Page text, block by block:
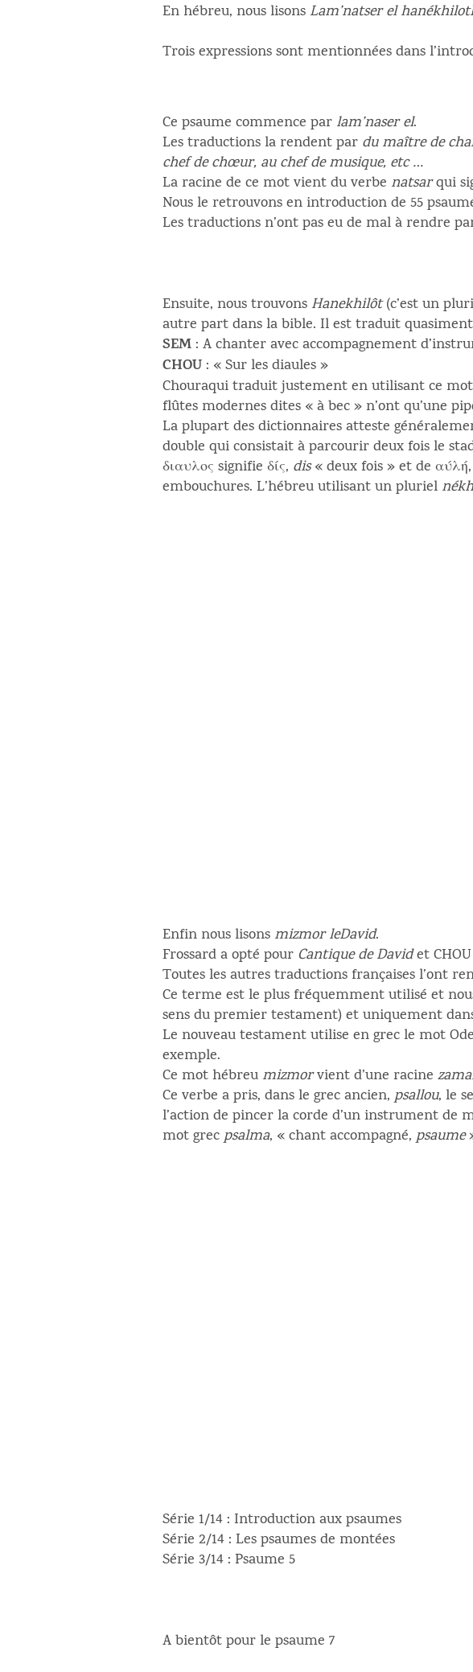
En hébreu, nous lisons Lam’natser el
Trois expressions sont mentionnées dans
Ce psaume commence par lam’naser el.
Les traductions la rendent par du maître de
chef de chœur, au chef de musique, etc …
La racine de ce mot vient du verbe natsarqui
Nous le retrouvons en introduction de 55
Les traductions n’ont pas eu de mal à rendre
Ensuite, nous trouvons Hanekhilôt(c’est un
autre part dans la bible. Il est traduit
SEM : A chanter avec accompagnement
CHOU : « Sur les diaules »
Chouraqui traduit justement en utilisant ce
flûtes modernes dites « à bec » n’ont qu’une
La plupart des dictionnaires atteste
double qui consistait à parcourir deux fois le
διαυλος signifie δίς, dis« deux fois » et de αύλή,
embouchures. L’hébreu utilisant un pluriel
Enfin nous lisons mizmor leDavid.
Frossard a opté pour Cantique de Davidet
Toutes les autres traductions françaises l’ont
Ce terme est le plus fréquemment utilisé et
sens du premier testament) et uniquement
Le nouveau testament utilise en grec le mot
exemple.
Ce mot hébreu mizmorvient d’une racine
Ce verbe a pris, dans le grec ancien,psallou, le
l’action de pincer la corde d’un instrument de
mot grecpsalma, « chant accompagné,psaume
Série 1/14 : Introduction aux psaumes
Série 2/14 : Les psaumes de montées
Série 3/14 : Psaume 5
A bientôt pour le psaume 7